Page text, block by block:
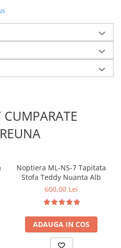
CUMPARATE
Noptiera ML-NS-7 Tapitata
Stofa Teddy Nuanta Alb
600,00 Lei
ADAUGA IN COS